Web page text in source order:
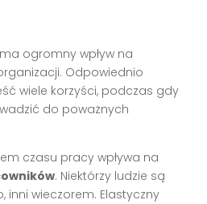
ma ogromny wpływ na
Odpowiednio
wiele korzyści, podczas gdy
do poważnych
czasu pracy wpływa na
. Niektórzy ludzie są
inni wieczorem. Elastyczny